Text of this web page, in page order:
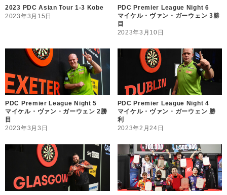
2023 PDC Asian Tour 1-3 Kobe
2023年3月15日
PDC Premier League Night 6
マイケル・ヴァン・ガーウェン 3勝
目
2023年3月10日
PDC Premier League Night 5
マイケル・ヴァン・ガーウェン 2勝
目
2023年3月3日
PDC Premier League Night 4
マイケル・ヴァン・ガーウェン 勝
利
2023年2月24日